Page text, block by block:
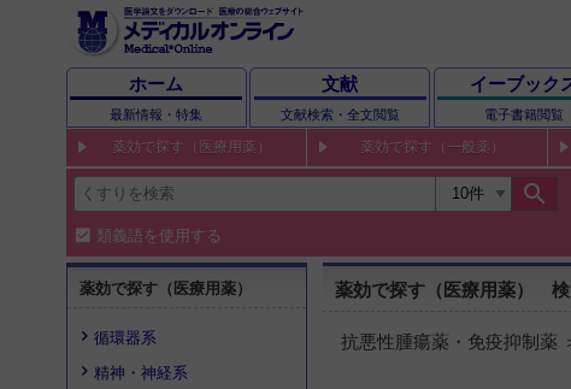
ホーム
最新情報・特集
文献
文献検索・全文閲覧
イーブック
電子書籍閲覧
薬効で探す（医療用薬） 薬効で探す（一般薬）
search
類義語を使用する
薬効で探す（医療用薬）
循環器系
精神・神経系
薬効で探す（医療用薬） 検
抗悪性腫瘍薬・免疫抑制薬